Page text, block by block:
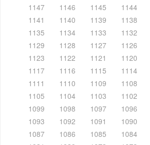
1147
1146 1145 1144
1141
1140 1139 1138
1135
1134 1133 1132
1129
1128 1127 1126
1123
1122 1121 1120
1117
1116 1115 1114
1111
1110 1109 1108
1105
1104 1103 1102
1099
1098 1097 1096
1093
1092 1091 1090
1087
1086 1085 1084